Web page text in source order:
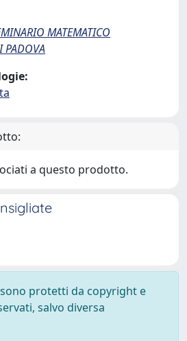
MATEMATICO
PADOVA
a questo prodotto.
protetti da copyright e
salvo diversa